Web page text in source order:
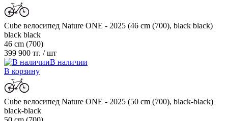
Cube велосипед Nature ONE - 2025 (46 cm (700), black black)
black black
46 cm (700)
399 900 тг. / шт
В наличии
В корзину
Cube велосипед Nature ONE - 2025 (50 cm (700), black-black)
black-black